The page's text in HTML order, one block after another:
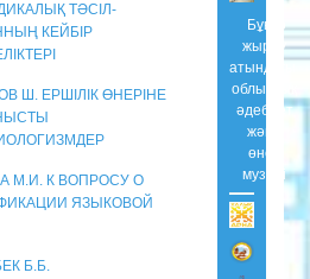
ТӘСІЛ-
КЕЙБІР
Ш. ЕРШІЛІК ӨНЕРІНЕ
М.И. К ВОПРОСУ О
ЯЗЫКОВОЙ
Б.Б.
Бұқар
жырау
атындағы
облыстық
әдебиет
және
өнер
музейі